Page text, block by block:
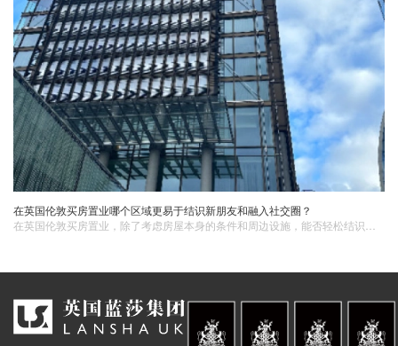
在英国伦敦买房置业哪个区域更易于结识新朋友和融入社交圈？